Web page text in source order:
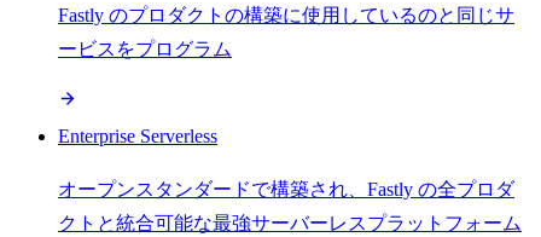
Fastly のプロダクトの構築に使用しているのと同じサ
ービスをプログラム
Enterprise Serverless
オープンスタンダードで構築され、Fastly の全プロダ
クトと統合可能な最強サーバーレスプラットフォーム